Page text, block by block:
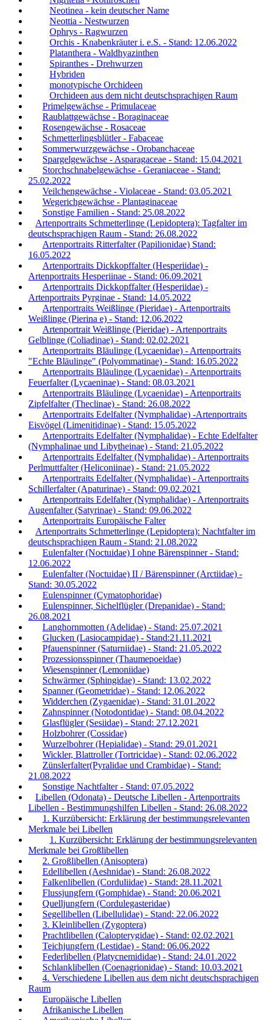
Neotinea - kein deutscher Name
Neottia - Nestwurzen
Ophrys - Ragwurzen
Orchis - Knabenkräuter i. e.S. - Stand: 12.06.2022
Platanthera - Waldhyazinthen
Spiranthes - Drehwurzen
Hybriden
monotypische Orchideen
Orchideen aus dem nicht deutschsprachigen Raum
Primelgewächse - Primulaceae
Raublattgewächse - Boraginaceae
Rosengewächse - Rosaceae
Schmetterlingsblütler - Fabaceae
Sommerwurzgewächse - Orobanchaceae
Spargelgewächse - Asparagaceae - Stand: 15.04.2021
Storchschnabelgewächse - Geraniaceae - Stand:
25.02.2022
Veilchengewächse - Violaceae - Stand: 03.05.2021
Wegerichgewächse - Plantaginaceae
Sonstige Familien - Stand: 25.08.2022
Artenportraits Schmetterlinge (Lepidoptera): Tagfalter im
deutschsprachigen Raum - Stand: 26.08.2022
Artenportraits Ritterfalter (Papilionidae) Stand:
16.05.2022
Artenportraits Dickkopffalter (Hesperiidae) -
Artenportraits Hesperiinae - Stand: 06.09.2021
Artenportraits Dickkopffalter (Hesperiidae) -
Artenportraits Pyrginae - Stand: 14.05.2022
Artenportraits Weißlinge (Pieridae) - Artenportraits
Weißlinge (Pierina e) - Stand: 12.06.2022
Artenportrait Weißlinge (Pieridae) - Artenportraits
Gelblinge (Coliadinae) - Stand: 02.02.2021
Artenportraits Bläulinge (Lycaenidae) - Artenportraits
"Echte Bläulinge" (Polyommatinae) - Stand: 16.05.2022
Artenportraits Bläulinge (Lycaenidae) - Artenportraits
Feuerfalter (Lycaeninae) - Stand: 08.03.2021
Artenportraits Bläulinge (Lycaenidae) - Artenportraits
Zipfelfalter (Theclinae) - Stand: 26.08.2022
Artenportraits Edelfalter (Nymphalidae) -Artenportraits
Eisvögel (Limenitidinae) - Stand: 15.05.2022
Artenportraits Edelfalter (Nymphalidae) - Echte Edelfalter
(Nymphalinae und Libytheinae) - Stand: 21.05.2022
Artenportraits Edelfalter (Nymphalidae) - Artenportraits
Perlmuttfalter (Heliconiinae) - Stand: 21.05.2022
Artenportraits Edelfalter (Nymphalidae) - Artenportraits
Schillerfalter (Apaturinae) - Stand: 09.02.2021
Artenportraits Edelfalter (Nymphalidae) - Artenportraits
Augenfalter (Satyrinae) - Stand: 09.06.2022
Artenportraits Europäische Falter
Artenportraits Schmetterlinge (Lepidoptera): Nachtfalter im
deutschsprachigen Raum - Stand: 21.08.2022
Eulenfalter (Noctuidae) I ohne Bärenspinner - Stand:
12.06.2022
Eulenfalter (Noctuidae) II / Bärenspinner (Arctiidae) -
Stand: 30.05.2022
Eulenspinner (Cymatophoridae)
Eulenspinner, Sichelflügler (Drepanidae) - Stand:
26.08.2021
Langhornmotten (Adelidae) - Stand: 25.07.2021
Glucken (Lasiocampidae) - Stand:21.11.2021
Pfauenspinner (Saturniidae) - Stand: 21.05.2022
Prozessionsspinner (Thaumepoeidae)
Wiesenspinner (Lemoniidae)
Schwärmer (Sphingidae) - Stand: 13.02.2022
Spanner (Geometridae) - Stand: 12.06.2022
Widderchen (Zygaenidae) - Stand: 31.01.2022
Zahnspinner (Notodontidae) - Stand: 08.04.2022
Glasflügler (Sesiidae) - Stand: 27.12.2021
Holzbohrer (Cossidae)
Wurzelbohrer (Hepialidae) - Stand: 29.01.2021
Wickler, Blattroller (Tortricidae) - Stand: 02.06.2022
Zünslerfalter(Pyralidae und Crambidae) - Stand:
21.08.2022
Sonstige Nachtfalter - Stand: 07.05.2022
Libellen (Odonata) - Deutsche Libellen - Artenportraits
Libellen - Bestimmungshilfen Libellen - Stand: 26.08.2022
1. Kurzübersicht: Erklärung der bestimmungsrelevanten
Merkmale bei Libellen
1. Kurzübersicht: Erklärung der bestimmungsrelevanten
Merkmale bei Großlibellen
2. Großlibellen (Anisoptera)
Edellibellen (Aeshnidae) - Stand: 26.08.2022
Falkenlibellen (Corduliidae) - Stand: 28.11.2021
Flussjungfern (Gomphidae) - Stand: 20.06.2021
Quelljungfern (Cordulegasteridae)
Segellibellen (Libellulidae) - Stand: 22.06.2022
3. Kleinlibellen (Zygoptera)
Prachtlibellen (Calopterygidae) - Stand: 02.02.2021
Teichjungfern (Lestidae) - Stand: 06.06.2022
Federlibellen (Platycnemididae) - Stand: 24.01.2022
Schlanklibellen (Coenagrionidae) - Stand: 10.03.2021
4. Verschiedene Libellen aus dem nicht deutschsprachigen
Raum
Europäische Libellen
Afrikanische Libellen